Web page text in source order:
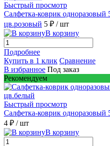
Быстрый просмотр
Салфетка-коврик одноразовый
цв.розовый 5 ₽ / шт
В корзину
Подробнее
Купить в 1 клик Сравнение
В избранное Под заказ
Рекомендуем
Быстрый просмотр
Салфетка-коврик
4 ₽ / шт
В корзину